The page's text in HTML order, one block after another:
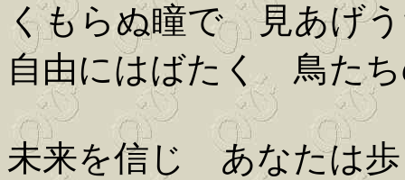
くもらぬ瞳で 見あげ
自由にはばたく 鳥た
未来を信じ あなたは